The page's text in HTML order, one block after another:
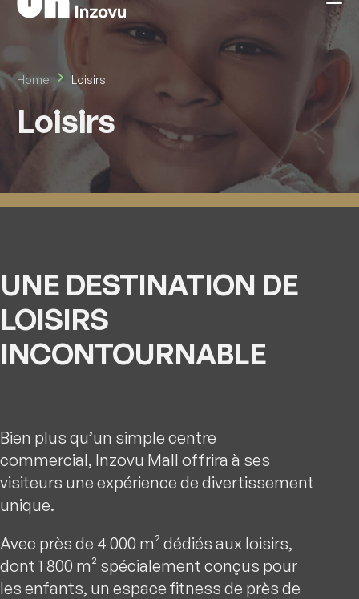
Home Loisirs
Loisirs
UNE DESTINATION DE
LOISIRS
INCONTOURNABLE
Bien plus qu’un simple centre
commercial, Inzovu Mall offrira à ses
visiteurs une expérience de divertissement
unique.
Avec près de 4 000 m² dédiés aux loisirs,
dont 1 800 m² spécialement conçus pour
les enfants, un espace fitness de près de